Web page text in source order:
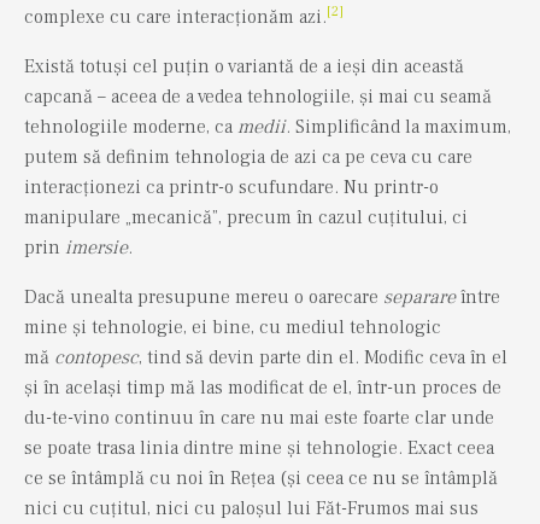
complexe cu care interacționăm azi.[2]
Există totuși cel puțin o variantă de a ieși din această
capcană – aceea de a vedea tehnologiile, și mai cu seamă
tehnologiile moderne, ca medii. Simplificând la maximum,
putem să definim tehnologia de azi ca pe ceva cu care
interacționezi ca printr-o scufundare. Nu printr-o
manipulare „mecanică”, precum în cazul cuțitului, ci
prin imersie.
Dacă unealta presupune mereu o oarecare separareîntre
mine și tehnologie, ei bine, cu mediul tehnologic
mă contopesc, tind să devin parte din el. Modific ceva în el
și în același timp mă las modificat de el, într-un proces de
du-te-vino continuu în care nu mai este foarte clar unde
se poate trasa linia dintre mine și tehnologie. Exact ceea
ce se întâmplă cu noi în Rețea (și ceea ce nu se întâmplă
nici cu cuțitul, nici cu paloșul lui Făt-Frumos mai sus